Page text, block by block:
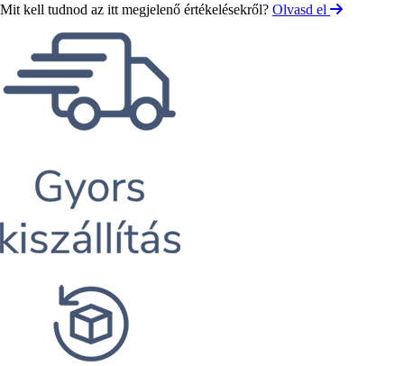
Mit kell tudnod az itt megjelenő értékelésekről? Olvasd el